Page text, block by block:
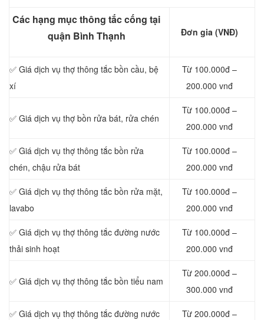
Các hạng mục thông tắc cống tại
quận Bình Thạnh
Đơn gia (VNĐ)
✅ Giá dịch vụ thợ thông tắc bồn cầu, bệ
xí
Từ 100.000đ –
200.000 vnđ
✅ Giá dịch vụ thợ bồn rửa bát, rửa chén
Từ 100.000đ –
200.000 vnđ
✅ Giá dịch vụ thợ thông tắc bồn rửa
chén, chậu rửa bát
Từ 100.000đ –
200.000 vnđ
✅ Giá dịch vụ thợ thông tắc bồn rửa mặt,
lavabo
Từ 100.000đ –
200.000 vnđ
‎✅ Giá dịch vụ thợ thông tắc đường nước
thải sinh hoạt
Từ 100.000đ –
200.000 vnđ
✅ Giá dịch vụ thợ thông tắc bồn tiểu nam
Từ 200.000đ –
300.000 vnđ
✅ Giá dịch vụ thợ thông tắc đường nước
Từ 200.000đ –